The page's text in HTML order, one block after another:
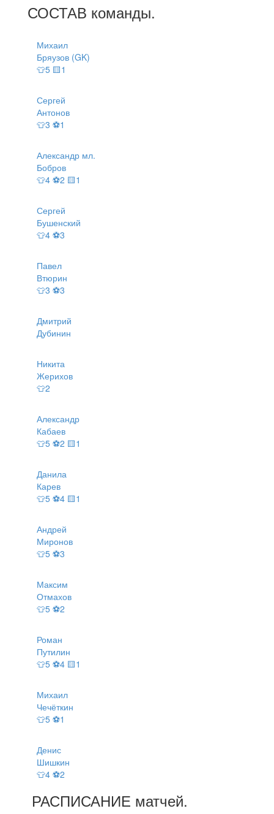
СОСТАВ команды.
Михаил
Бряузов (GK)
👕5 🟨1
Сергей
Антонов
👕3 ⚽1
Александр мл.
Бобров
👕4 ⚽2 🟨1
Сергей
Бушенский
👕4 ⚽3
Павел
Втюрин
👕3 ⚽3
Дмитрий
Дубинин
Никита
Жерихов
👕2
Александр
Кабаев
👕5 ⚽2 🟨1
Данила
Карев
👕5 ⚽4 🟨1
Андрей
Миронов
👕5 ⚽3
Максим
Отмахов
👕5 ⚽2
Роман
Путилин
👕5 ⚽4 🟨1
Михаил
Чечёткин
👕5 ⚽1
Денис
Шишкин
👕4 ⚽2
РАСПИСАНИЕ матчей.